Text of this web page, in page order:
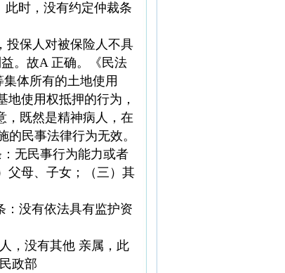
时，没有约定仲裁条
投保人对被保险人不具
。故A 正确。《民法
体所有的土地使用
使用权抵押的行为，
，既然是精神病人，在
民事法律行为无效。
无民事行为能力或者
父母、子女；（三）其
：没有依法具有监护资
，没有其他 亲属，此
政部